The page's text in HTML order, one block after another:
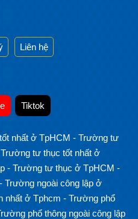
Liên hệ
Tiktok
nhất ở TpHCM - Trường tư
Trường tư thục tốt nhất ở
- Trường tư thục ở TpHCM -
- Trường ngoài công lập ở
nhất ở Tphcm - Trường phổ
phổ thông ngoài công lập